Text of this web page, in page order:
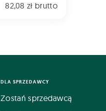
82,08 zł brutto
DLA SPRZEDAWCY
Zostań sprzedawcą